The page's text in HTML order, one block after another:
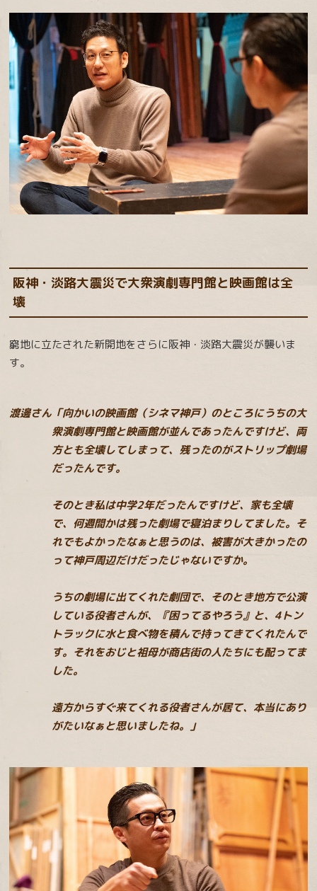
阪神・淡路大震災で大衆演劇専門館と映画館は全
壊
窮地に立たされた新開地をさらに阪神・淡路大震災が襲いま
す。
渡邊さん「向かいの映画館（シネマ神戸）のところにうちの大
衆演劇専門館と映画館が並んであったんですけど、両
方とも全壊してしまって、残ったのがストリップ劇場
だったんです。
そのとき私は中学2年だったんですけど、家も全壊
で、何週間かは残った劇場で寝泊まりしてました。そ
れでもよかったなぁと思うのは、被害が大きかったの
って神戸周辺だけだったじゃないですか。
うちの劇場に出てくれた劇団で、そのとき地方で公演
している役者さんが、『困ってるやろう』と、4トン
トラックに水と食べ物を積んで持ってきてくれたんで
す。それをおじと祖母が商店街の人たちにも配ってま
した。
遠方からすぐ来てくれる役者さんが居て、本当にあり
がたいなぁと思いましたね。」